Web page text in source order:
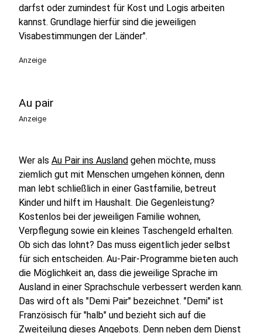
darfst oder zumindest für Kost und Logis arbeiten
kannst. Grundlage hierfür sind die jeweiligen
Visabestimmungen der Länder".
Anzeige
Au pair
Anzeige
Wer als Au Pair ins Ausland gehen möchte, muss
ziemlich gut mit Menschen umgehen können, denn
man lebt schließlich in einer Gastfamilie, betreut
Kinder und hilft im Haushalt. Die Gegenleistung?
Kostenlos bei der jeweiligen Familie wohnen,
Verpflegung sowie ein kleines Taschengeld erhalten.
Ob sich das lohnt? Das muss eigentlich jeder selbst
für sich entscheiden. Au-Pair-Programme bieten auch
die Möglichkeit an, dass die jeweilige Sprache im
Ausland in einer Sprachschule verbessert werden kann.
Das wird oft als "Demi Pair" bezeichnet. "Demi" ist
Französisch für "halb" und bezieht sich auf die
Zweiteilung dieses Angebots. Denn neben dem Dienst